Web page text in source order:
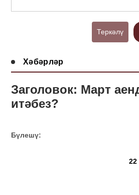
Теркәлү
Хәбәрләр
Заголовок: Март
итәбез?
Бүлешү:
22